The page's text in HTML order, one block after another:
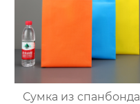
Сумка из спанбонда